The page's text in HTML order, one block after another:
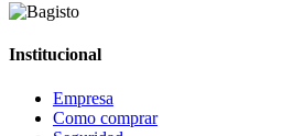
Institucional
Empresa
Como comprar